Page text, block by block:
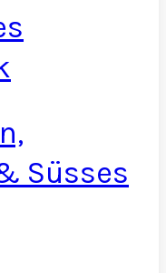
Süsses